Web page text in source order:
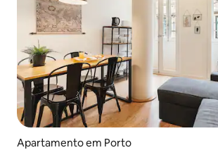
Apartamento em Porto